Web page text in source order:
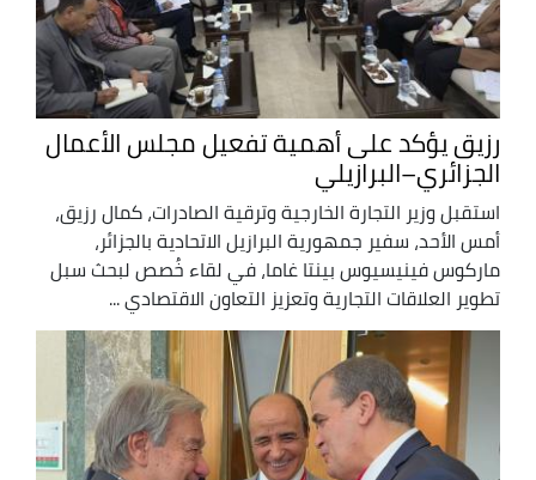
رزيق يؤكد على أهمية تفعيل مجلس الأعمال
الجزائري–البرازيلي
استقبل وزير التجارة الخارجية وترقية الصادرات، كمال رزيق،
أمس الأحد، سفير جمهورية البرازيل الاتحادية بالجزائر،
ماركوس فينيسيوس بينتا غاما، في لقاء خُصص لبحث سبل
تطوير العلاقات التجارية وتعزيز التعاون الاقتصادي ...